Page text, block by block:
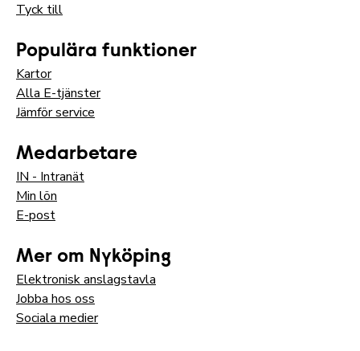
Tyck till
Populära funktioner
Kartor
Alla E-tjänster
Jämför service
Medarbetare
IN - Intranät
Min lön
E-post
Mer om Nyköping
Elektronisk anslagstavla
Jobba hos oss
Sociala medier